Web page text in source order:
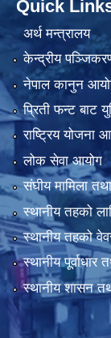
Quick
अर्थ मन्त्रालय
केन्द्रीय
नेपाल कानुन
प्रिती फन्ट बाट
राष्ट्रिय योजना
लोक सेवा आयोग
संघीय मामिला
स्थानीय तहको
स्थानीय तहको
स्थानीय
स्थानीय शासन